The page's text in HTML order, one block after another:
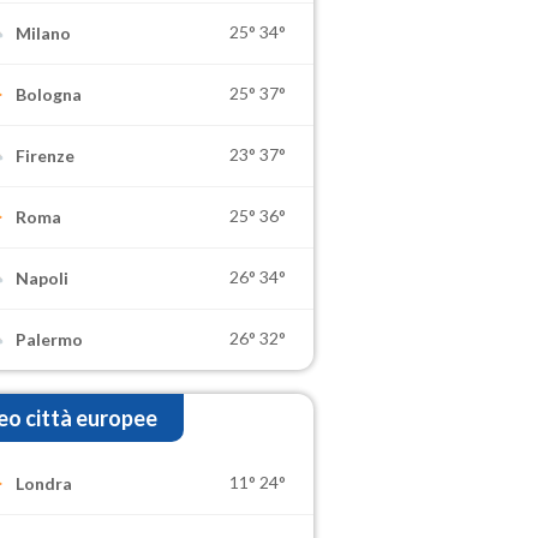
Milano 25° 34°
Bologna 25° 37°
Firenze 23° 37°
Roma 25° 36°
Napoli 26° 34°
Palermo 26° 32°
città europee
Londra 11° 24°